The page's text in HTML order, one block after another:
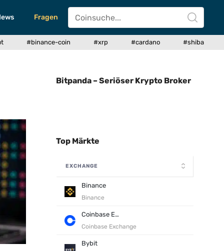
Fragen
#binance-coin #xrp #cardano #shiba
Bitpanda – Seriöser Krypto Broker
Top Märkte
EXCHANGE
Binance
Binance
Coinbase Exchange
Coinbase Exchange
Bybit